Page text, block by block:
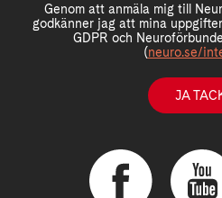
Genom att anmäla mig till
godkänner jag att mina
GDPR och
(neuro.se/
JA